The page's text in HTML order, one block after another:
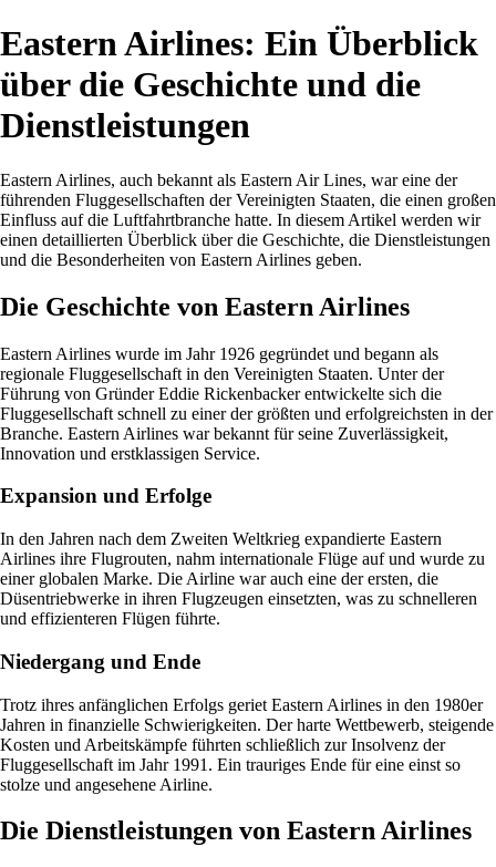
Eastern Airlines: Ein Überblick
über die Geschichte und die
Dienstleistungen
Eastern Airlines, auch bekannt als Eastern Air Lines, war eine der
führenden Fluggesellschaften der Vereinigten Staaten, die einen großen
Einfluss auf die Luftfahrtbranche hatte. In diesem Artikel werden wir
einen detaillierten Überblick über die Geschichte, die Dienstleistungen
und die Besonderheiten von Eastern Airlines geben.
Die Geschichte von Eastern Airlines
Eastern Airlines wurde im Jahr 1926 gegründet und begann als
regionale Fluggesellschaft in den Vereinigten Staaten. Unter der
Führung von Gründer Eddie Rickenbacker entwickelte sich die
Fluggesellschaft schnell zu einer der größten und erfolgreichsten in der
Branche. Eastern Airlines war bekannt für seine Zuverlässigkeit,
Innovation und erstklassigen Service.
Expansion und Erfolge
In den Jahren nach dem Zweiten Weltkrieg expandierte Eastern
Airlines ihre Flugrouten, nahm internationale Flüge auf und wurde zu
einer globalen Marke. Die Airline war auch eine der ersten, die
Düsentriebwerke in ihren Flugzeugen einsetzten, was zu schnelleren
und effizienteren Flügen führte.
Niedergang und Ende
Trotz ihres anfänglichen Erfolgs geriet Eastern Airlines in den 1980er
Jahren in finanzielle Schwierigkeiten. Der harte Wettbewerb, steigende
Kosten und Arbeitskämpfe führten schließlich zur Insolvenz der
Fluggesellschaft im Jahr 1991. Ein trauriges Ende für eine einst so
stolze und angesehene Airline.
Die Dienstleistungen von Eastern Airlines